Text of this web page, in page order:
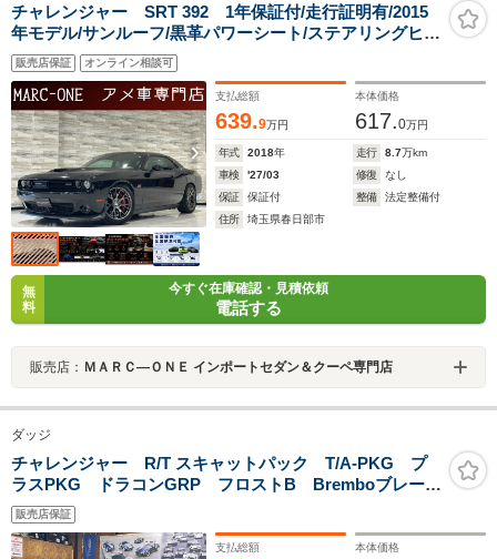
チャレンジャー SRT 392 1年保証付/走行証明有/2015
年モデル/サンルーフ/黒革パワーシート/ステアリングヒー
ター/エアシート&ヒーター/ETC/BSM/ACC/バックカメ
ラ/RS-R車高調/レッドシートベルト/Bluetooth&USB/純
正20inchAW
販売店保証 オンライン相談可
支払総額
639.9万円
本体価格
617.0万円
年式 2018年 走行 8.7万km
車検
'27/03 修復
なし
保証
保証付 整備
法定整備付
住所
埼玉県春日部市
無
料
今すぐ在庫確認・見積依頼
電話する
販売店： ＭＡＲＣ―ＯＮＥ インポートセダン＆クーペ専門店
ダッジ
チャレンジャー R/T スキャットパック T/A-PKG プ
ラスPKG ドラコンGRP フロストB Bremboブレー
キ Apple CarPlay/ Android Auto
販売店保証
支払総額 本体価格